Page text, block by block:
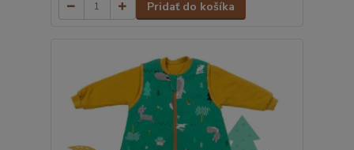
Pridať do košíka